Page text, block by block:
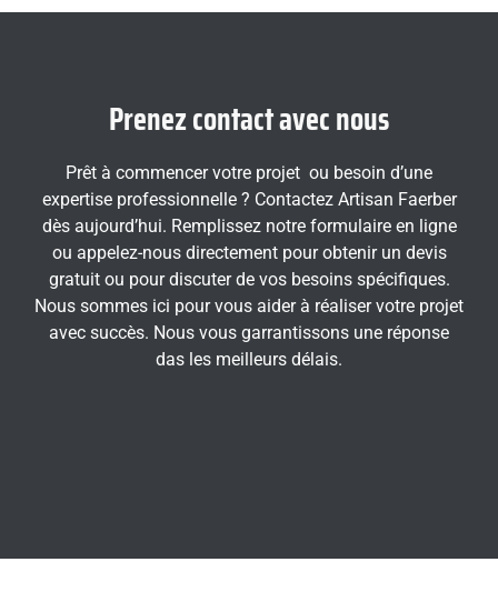
Prenez contact avec nous
Prêt à commencer votre projet ou besoin d’une
expertise professionnelle ? Contactez Artisan Faerber
dès aujourd’hui. Remplissez notre formulaire en ligne
ou appelez-nous directement pour obtenir un devis
gratuit ou pour discuter de vos besoins spécifiques.
Nous sommes ici pour vous aider à réaliser votre projet
avec succès. Nous vous garrantissons une réponse
das les meilleurs délais.